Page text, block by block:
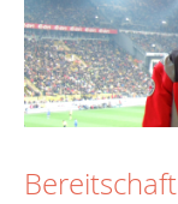
Bereitschaft